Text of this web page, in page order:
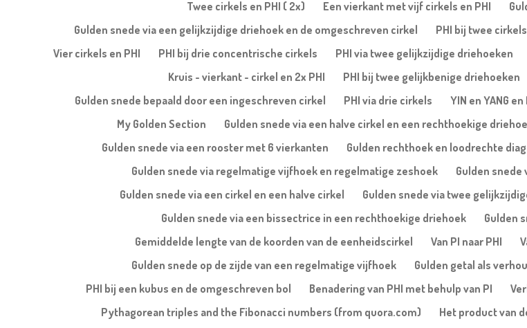
Twee cirkels en PHI ( 2x)
Een vierkant met vijf cirkels en PHI
Gulden snede via een gelijkzijdige driehoek en de omgeschreven cirkel
PHI bij twee cirkels
Vier cirkels en PHI
PHI bij drie concentrische cirkels PHI via twee gelijkzijdige driehoeken
Kruis - vierkant - cirkel en 2x PHI
PHI bij twee gelijkbenige driehoeken
Gulden snede bepaald door een ingeschreven cirkel
PHI via drie cirkels YIN en YANG en
My Golden Section
Gulden snede via een halve cirkel en een rechthoekige
Gulden snede via een rooster met 6 vierkanten
Gulden rechthoek en loodrechte
Gulden snede via regelmatige vijfhoek en regelmatige zeshoek
Gulden
Gulden snede via een cirkel en een halve cirkel
Gulden snede via twee
Gulden snede via een bissectrice in een rechthoekige driehoek
Gulden
Gemiddelde lengte van de koorden van de eenheidscirkel
Van PI naar PHI
Gulden snede op de zijde van een regelmatige vijfhoek
Gulden getal als
PHI bij een kubus en de omgeschreven bol
Benadering van PHI met behulp van PI
Pythagorean triples and the Fibonacci numbers (from quora.com)
Het product van